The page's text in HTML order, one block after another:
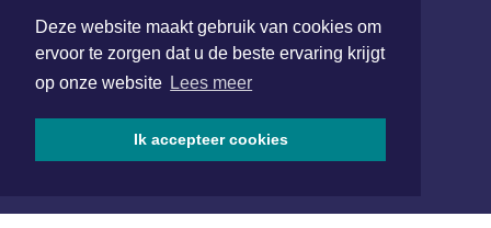
Deze website maakt gebruik van cookies om
ervoor te zorgen dat u de beste ervaring krijgt
op onze website Lees meer
Ik accepteer cookies
1701 BZ Heerhugowaard
072 8200 600